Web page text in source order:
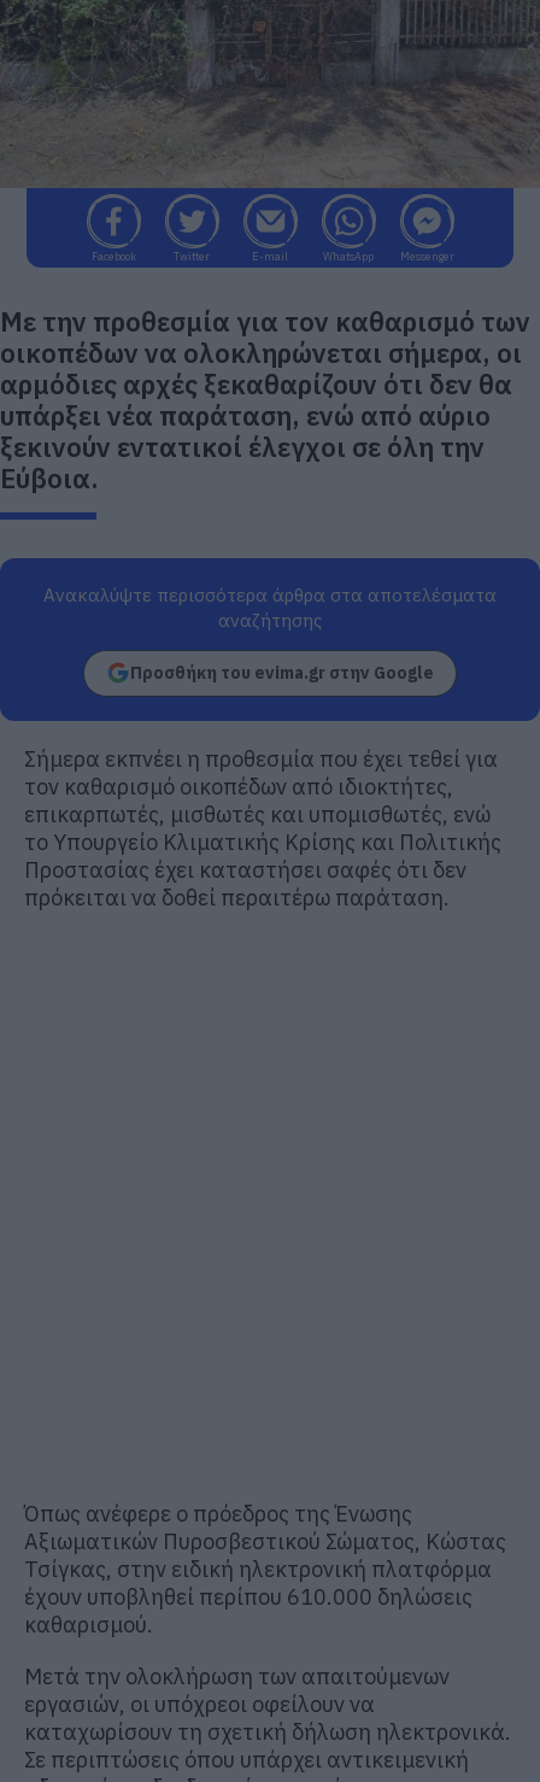
Facebook Twitter E-mail WhatsApp Messenger
Με την προθεσμία για τον καθαρισμό των
οικοπέδων να ολοκληρώνεται σήμερα, οι
αρμόδιες αρχές ξεκαθαρίζουν ότι δεν θα
υπάρξει νέα παράταση, ενώ από αύριο
ξεκινούν εντατικοί έλεγχοι σε όλη την
Εύβοια.
Ανακαλύψτε περισσότερα άρθρα στα αποτελέσματα
αναζήτησης
Προσθήκη του evima.gr στην Google
Σήμερα εκπνέει η προθεσμία που έχει τεθεί για
τον καθαρισμό οικοπέδων από ιδιοκτήτες,
επικαρπωτές, μισθωτές και υπομισθωτές, ενώ
το Υπουργείο Κλιματικής Κρίσης και Πολιτικής
Προστασίας έχει καταστήσει σαφές ότι δεν
πρόκειται να δοθεί περαιτέρω παράταση.
Όπως ανέφερε ο πρόεδρος της Ένωσης
Αξιωματικών Πυροσβεστικού Σώματος, Κώστας
Τσίγκας, στην ειδική ηλεκτρονική πλατφόρμα
έχουν υποβληθεί περίπου 610.000 δηλώσεις
καθαρισμού.
Μετά την ολοκλήρωση των απαιτούμενων
εργασιών, οι υπόχρεοι οφείλουν να
καταχωρίσουν τη σχετική δήλωση ηλεκτρονικά.
Σε περιπτώσεις όπου υπάρχει αντικειμενική